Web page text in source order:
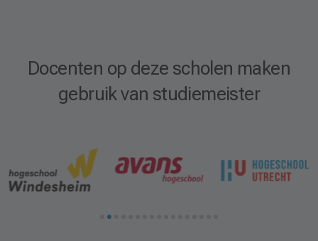
Docenten op deze scholen maken
gebruik van studiemeister